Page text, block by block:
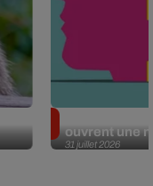
31 juillet 2026
ouvrent une